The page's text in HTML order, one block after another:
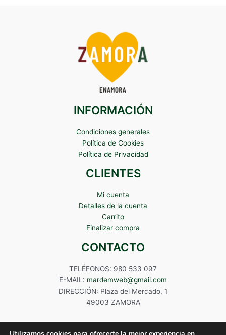
INFORMACIÓN
Condiciones generales
Política de Cookies
Política de Privacidad
CLIENTES
Mi cuenta
Detalles de la cuenta
Carrito
Finalizar compra
CONTACTO
TELÉFONOS: 980 533 097
E-MAIL: mardemweb@gmail.com
DIRECCIÓN: Plaza del Mercado, 1
49003 ZAMORA